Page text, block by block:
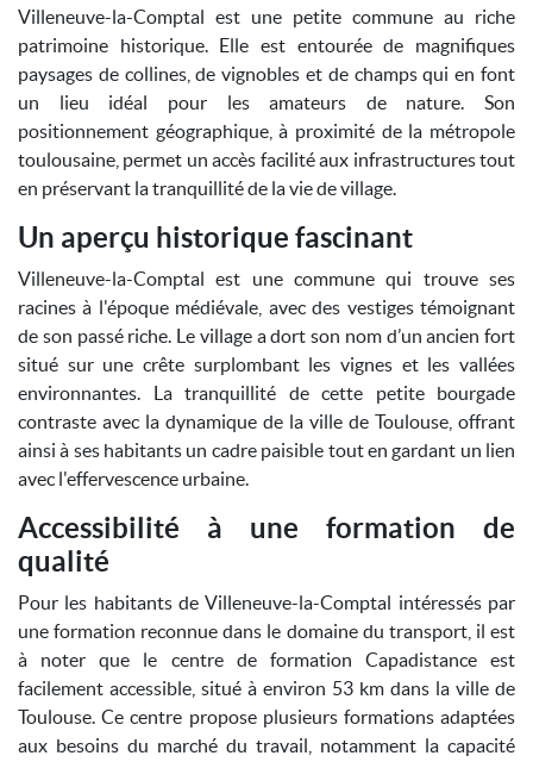
Villeneuve-la-Comptal est une petite commune au riche
patrimoine historique. Elle est entourée de magnifiques
paysages de collines, de vignobles et de champs qui en font
un lieu idéal pour les amateurs de nature. Son
positionnement géographique, à proximité de la métropole
toulousaine, permet un accès facilité aux infrastructures tout
en préservant la tranquillité de la vie de village.
Un aperçu historique fascinant
Villeneuve-la-Comptal est une commune qui trouve ses
racines à l'époque médiévale, avec des vestiges témoignant
de son passé riche. Le village a dort son nom d’un ancien fort
situé sur une crête surplombant les vignes et les vallées
environnantes. La tranquillité de cette petite bourgade
contraste avec la dynamique de la ville de Toulouse, offrant
ainsi à ses habitants un cadre paisible tout en gardant un lien
avec l'effervescence urbaine.
Accessibilité à une formation de
qualité
Pour les habitants de Villeneuve-la-Comptal intéressés par
une formation reconnue dans le domaine du transport, il est
à noter que le centre de formation Capadistance est
facilement accessible, situé à environ 53 km dans la ville de
Toulouse. Ce centre propose plusieurs formations adaptées
aux besoins du marché du travail, notamment la capacité